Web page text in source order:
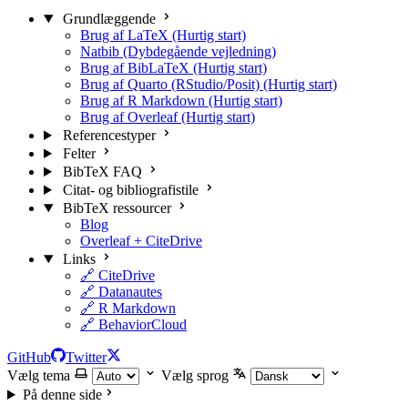
Grundlæggende
Brug af LaTeX (Hurtig start)
Natbib (Dybdegående vejledning)
Brug af BibLaTeX (Hurtig start)
Brug af Quarto (RStudio/Posit) (Hurtig start)
Brug af R Markdown (Hurtig start)
Brug af Overleaf (Hurtig start)
Referencestyper
Felter
BibTeX FAQ
Citat- og bibliografistile
BibTeX ressourcer
Blog
Overleaf + CiteDrive
Links
🔗 CiteDrive
🔗 Datanautes
🔗 R Markdown
🔗 BehaviorCloud
GitHub
Twitter
Vælg tema
Vælg sprog
På denne side